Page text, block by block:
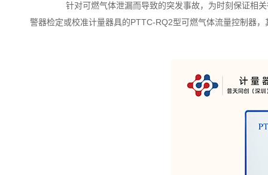
针对可燃气体泄漏而导致的突发事故，为时刻保证相关
警器检定或校准计量器具的PTTC-RQ2型可燃气体流量控制器